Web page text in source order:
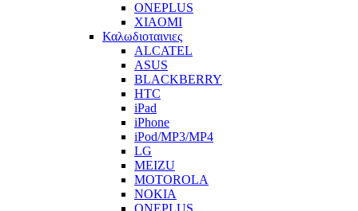
ONEPLUS
XIAOMI
Καλωδιοταινιες
ALCATEL
ASUS
BLACKBERRY
HTC
iPad
iPhone
iPod/MP3/MP4
LG
MEIZU
MOTOROLA
NOKIA
ONEPLUS